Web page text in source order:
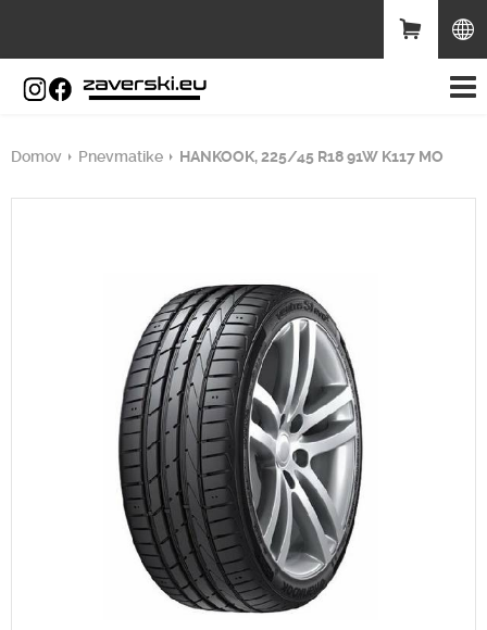
Domov Pnevmatike HANKOOK, 225/45 R18 91W K117 MO